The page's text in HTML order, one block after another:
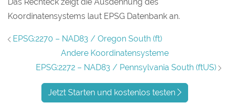
Koordinatensystems laut EPSG Datenbank an.
EPSG:2270 – NAD83 / Oregon South (ft)
Andere Koordinatensysteme
EPSG:2272 – NAD83 / Pennsylvania South (ftUS)
Jetzt Starten und kostenlos testen